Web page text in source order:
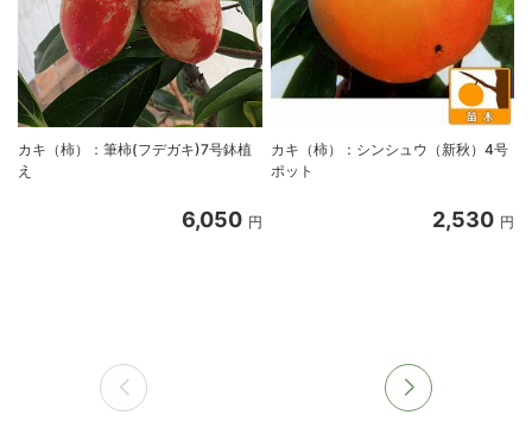
カキ（柿）：筆柿(フデガキ)7号鉢植
え
6,050 円
カキ（柿）：シンシュウ（新秋）4号
ポット
2,530 円